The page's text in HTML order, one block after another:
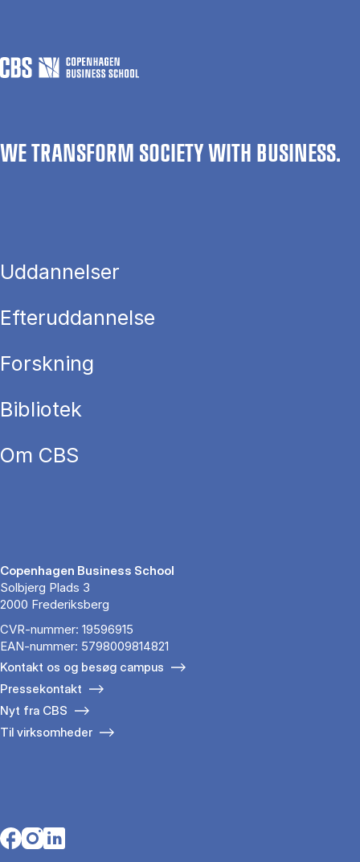
WE TRANSFORM SOCIETY WITH BUSINESS.
Uddannelser
Efteruddannelse
Forskning
Bibliotek
Om CBS
Copenhagen Business School
Solbjerg Plads 3
2000 Frederiksberg
CVR-nummer: 19596915
EAN-nummer: 5798009814821
Kontakt os og besøg campus
Pressekontakt
Nyt fra CBS
Til virksomheder
Opens in a new tab
Opens in a new tab
Opens in a new tab